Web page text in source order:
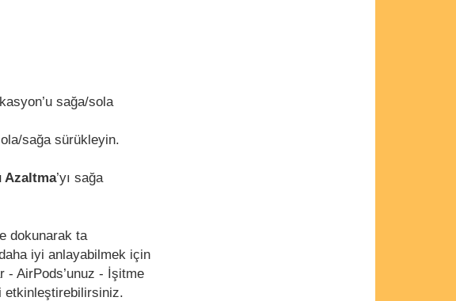
sağa/sola
sağa sürükleyin.
Azaltma’yı sağa
dokunarak ta
iyi anlayabilmek için
- AirPods’unuz - İşitme
etkinleştirebilirsiniz.